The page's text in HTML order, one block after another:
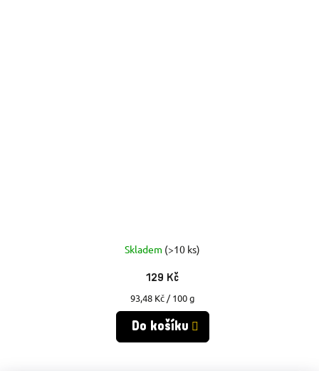
Skladem (>10 ks)
129 Kč
Měrná
cena:
93,48 Kč / 100 g
Do košíku